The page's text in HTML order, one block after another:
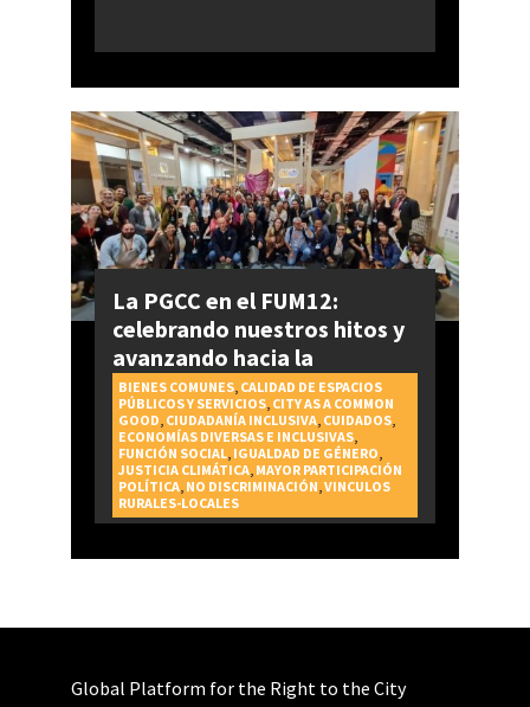
La PGCC en el FUM12:
celebrando nuestros hitos y
avanzando hacia la
realización del Derecho a la
Ciudad
BIENES COMUNES, CALIDAD DE ESPACIOS
PÚBLICOS Y SERVICIOS, CITY AS A COMMON
GOOD, CIUDADANÍA INCLUSIVA, CUIDADOS,
ECONOMÍAS DIVERSAS E INCLUSIVAS,
FUNCIÓN SOCIAL, IGUALDAD DE GÉNERO,
JUSTICIA CLIMÁTICA, MAYOR PARTICIPACIÓN
POLÍTICA, NO DISCRIMINACIÓN,VINCULOS
RURALES-LOCALES
Global Platform for the Right to the City